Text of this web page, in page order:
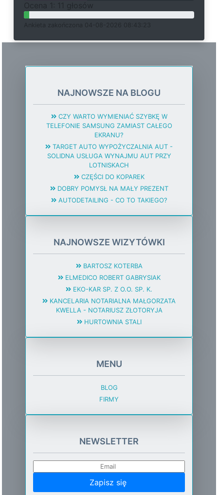
O
a 1: 11 głosów
Ankieta a a 04-08-2026 08:43:23
NAJNOWSZE NA BLOGU
CZY WARTO WYMIENIAĆ SZYBKĘ W
TELEFONIE SAMSUNG ZAMIAST CAŁEGO
EKRANU?
TARGET AUTO WYPOŻYCZALNIA AUT -
SOLIDNA USŁUGA WYNAJMU AUT PRZY
LOTNISKACH
CZĘŚCI DO KOPAREK
DOBRY POMYSŁ NA MAŁY PREZENT
AUTODETAILING - CO TO TAKIEGO?
NAJNOWSZE WIZYTÓWKI
BARTOSZ KOTERBA
ELMEDICO ROBERT GABRYSIAK
EKO-KAR SP. Z O.O. SP. K.
KANCELARIA NOTARIALNA MAŁGORZATA
KWELLA - NOTARIUSZ ZŁOTORYJA
HURTOWNIA STALI
MENU
BLOG
FIRMY
NEWSLETTER
Zapisz się